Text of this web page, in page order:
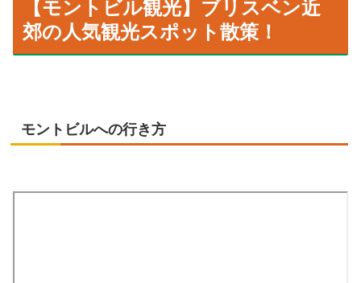
【モントビル観光】ブリスベン近
郊の人気観光スポット散策！
モントビルへの行き方